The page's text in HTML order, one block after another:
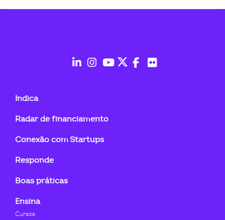
in
Indica
Radar de financiamento
Conexão com Startups
Responde
Boas práticas
Ensina
Cursos